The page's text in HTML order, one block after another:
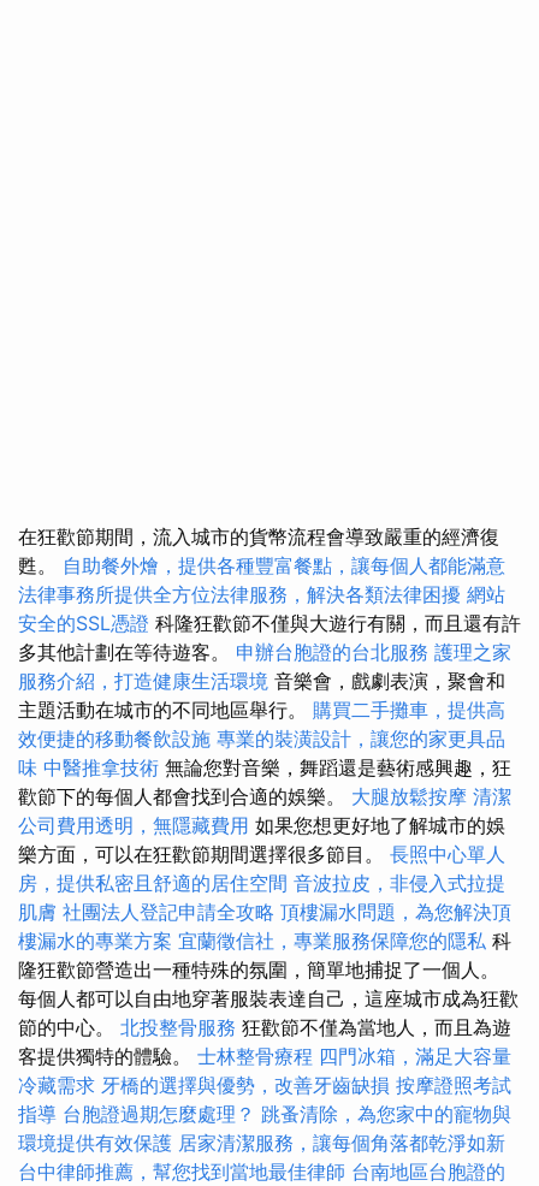
在狂歡節期間，流入城市的貨幣流程會導致嚴重的經濟復
甦。 自助餐外燴，提供各種豐富餐點，讓每個人都能滿意
法律事務所提供全方位法律服務，解決各類法律困擾 網站
安全的SSL憑證 科隆狂歡節不僅與大遊行有關，而且還有許
多其他計劃在等待遊客。 申辦台胞證的台北服務 護理之家
服務介紹，打造健康生活環境 音樂會，戲劇表演，聚會和
主題活動在城市的不同地區舉行。 購買二手攤車，提供高
效便捷的移動餐飲設施 專業的裝潢設計，讓您的家更具品
味 中醫推拿技術 無論您對音樂，舞蹈還是藝術感興趣，狂
歡節下的每個人都會找到合適的娛樂。 大腿放鬆按摩 清潔
公司費用透明，無隱藏費用 如果您想更好地了解城市的娛
樂方面，可以在狂歡節期間選擇很多節目。 長照中心單人
房，提供私密且舒適的居住空間 音波拉皮，非侵入式拉提
肌膚 社團法人登記申請全攻略 頂樓漏水問題，為您解決頂
樓漏水的專業方案 宜蘭徵信社，專業服務保障您的隱私 科
隆狂歡節營造出一種特殊的氛圍，簡單地捕捉了一個人。
每個人都可以自由地穿著服裝表達自己，這座城市成為狂歡
節的中心。 北投整骨服務 狂歡節不僅為當地人，而且為遊
客提供獨特的體驗。 士林整骨療程 四門冰箱，滿足大容量
冷藏需求 牙橋的選擇與優勢，改善牙齒缺損 按摩證照考試
指導 台胞證過期怎麼處理？ 跳蚤清除，為您家中的寵物與
環境提供有效保護 居家清潔服務，讓每個角落都乾淨如新
台中律師推薦，幫您找到當地最佳律師 台南地區台胞證的